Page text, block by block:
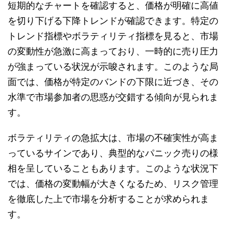
短期的なチャートを確認すると、価格が明確に高値
を切り下げる下降トレンドが確認できます。特定の
トレンド指標やボラティリティ指標を見ると、市場
の変動性が急激に高まっており、一時的に売り圧力
が強まっている状況が示唆されます。このような局
面では、価格が特定のバンドの下限に近づき、その
水準で市場参加者の思惑が交錯する傾向が見られま
す。
ボラティリティの急拡大は、市場の不確実性が高ま
っているサインであり、典型的なパニック売りの様
相を呈していることもあります。このような状況下
では、価格の変動幅が大きくなるため、リスク管理
を徹底した上で市場を分析することが求められま
す。